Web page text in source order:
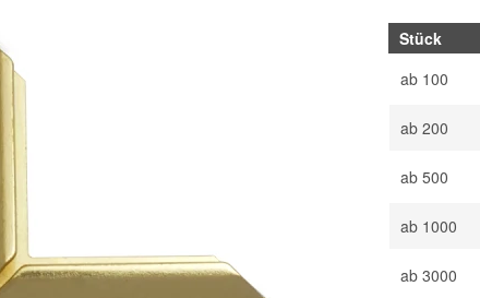
Stück
ab 100
ab200
ab500
ab 1000
ab3000